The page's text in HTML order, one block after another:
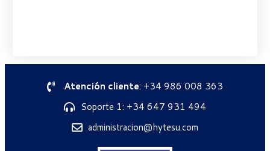
Atención cliente: +34 986 008 363
Soporte 1: +34 647 931 494
administracion@hytesu.com